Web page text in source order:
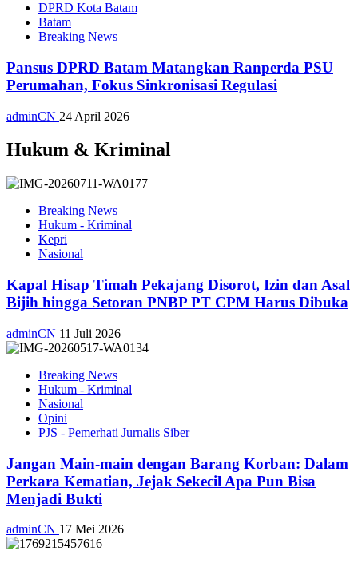
DPRD Kota Batam
Batam
Breaking News
Pansus DPRD Batam Matangkan Ranperda PSU
Perumahan, Fokus Sinkronisasi Regulasi
adminCN 24 April 2026
Hukum & Kriminal
Breaking News
Hukum - Kriminal
Kepri
Nasional
Kapal Hisap Timah Pekajang Disorot, Izin dan Asal
Bijih hingga Setoran PNBP PT CPM Harus Dibuka
adminCN 11 Juli 2026
Breaking News
Hukum - Kriminal
Nasional
Opini
PJS - Pemerhati Jurnalis Siber
Jangan Main-main dengan Barang Korban: Dalam
Perkara Kematian, Jejak Sekecil Apa Pun Bisa
Menjadi Bukti
adminCN 17 Mei 2026